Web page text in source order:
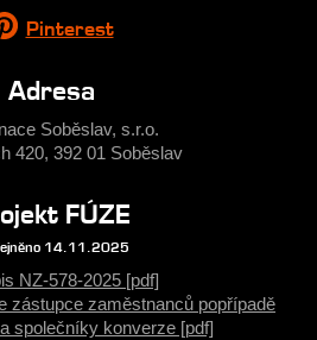
Pinterest
Adresa
Soběslav, s.r.o.
420, 392 01 Soběslav
FÚZE
14.11.2025
NZ-578-2025 [pdf]
zástupce zaměstnanců popřípadě
společníky konverze [pdf]